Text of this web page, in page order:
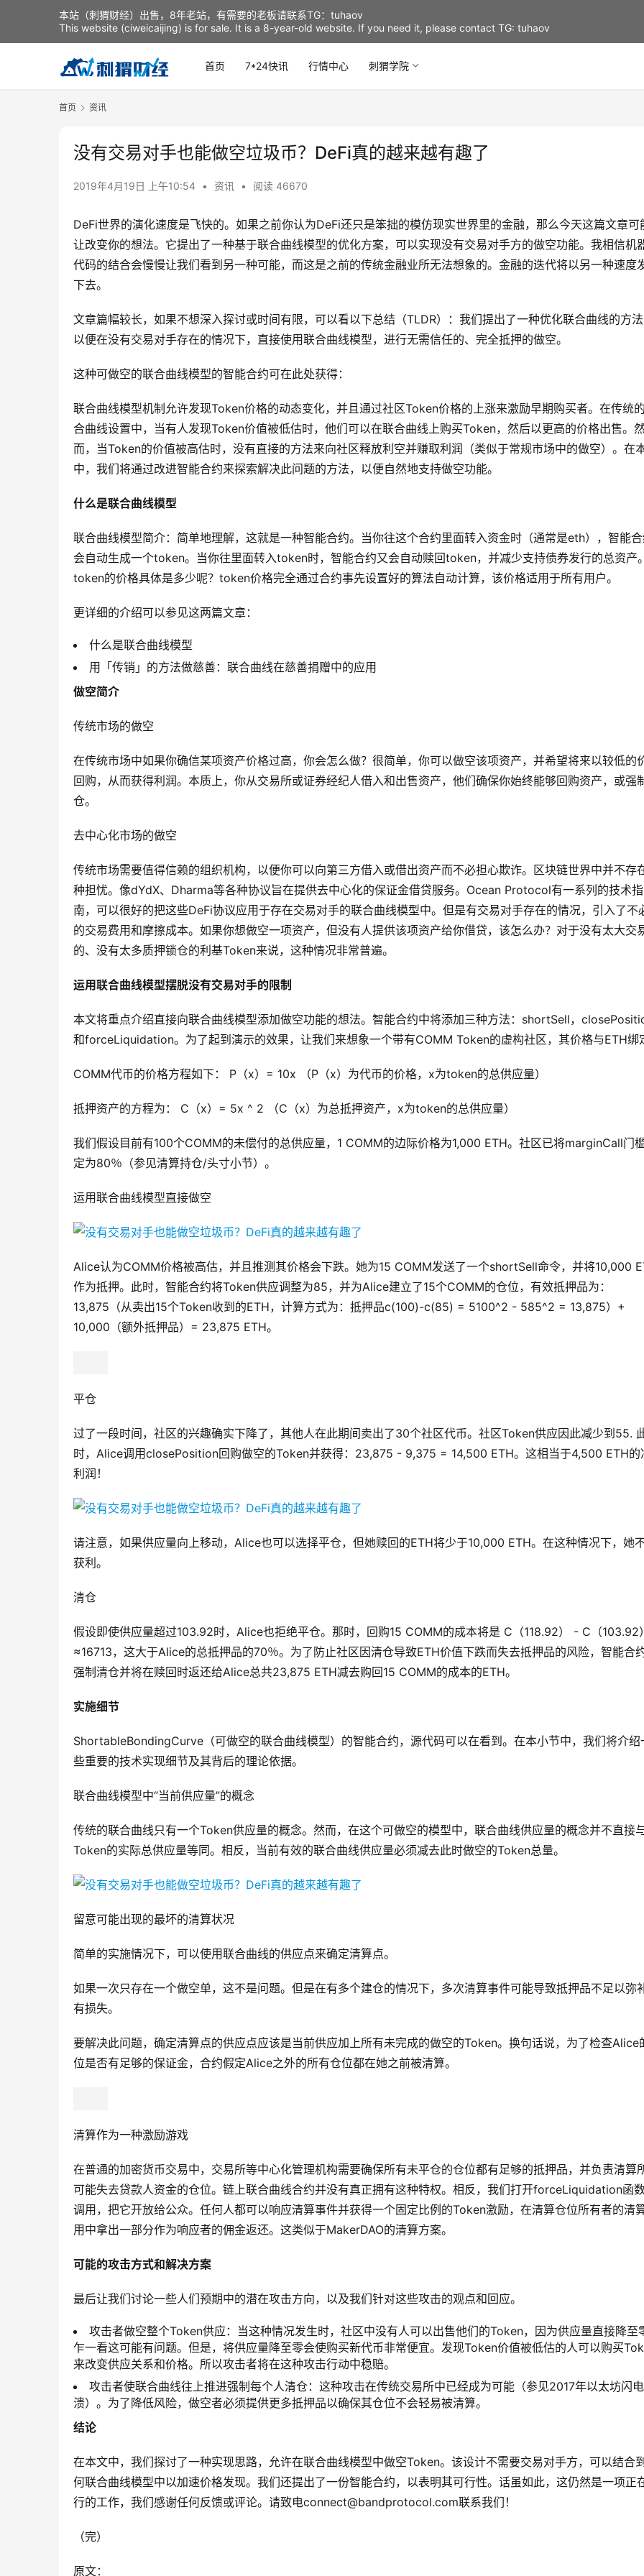
首页 7*24快讯 行情中心 刺猬学院
首页 资讯
没有交易对手也能做空垃圾币？DeFi真的越来越有趣了
2019年4月19日 上午10:54 • 资讯 • 阅读 46670
DeFi世界的演化速度是飞快的。如果之前你认为DeFi还只是笨拙的模仿现实世界里的金融，那么今天这篇文章可
让改变你的想法。它提出了一种基于联合曲线模型的优化方案，可以实现没有交易对手方的做空功能。我相信机
代码的结合会慢慢让我们看到另一种可能，而这是之前的传统金融业所无法想象的。金融的迭代将以另一种速度
下去。
文章篇幅较长，如果不想深入探讨或时间有限，可以看以下总结（TLDR）：我们提出了一种优化联合曲线的方法
以便在没有交易对手存在的情况下，直接使用联合曲线模型，进行无需信任的、完全抵押的做空。
这种可做空的联合曲线模型的智能合约可在此处获得：
联合曲线模型机制允许发现Token价格的动态变化，并且通过社区Token价格的上涨来激励早期购买者。在传统
合曲线设置中，当有人发现Token价值被低估时，他们可以在联合曲线上购买Token，然后以更高的价格出售。
而，当Token的价值被高估时，没有直接的方法来向社区释放利空并赚取利润（类似于常规市场中的做空）。在
中，我们将通过改进智能合约来探索解决此问题的方法，以便自然地支持做空功能。
什么是联合曲线模型
联合曲线模型简介：简单地理解，这就是一种智能合约。当你往这个合约里面转入资金时（通常是eth），智能
会自动生成一个token。当你往里面转入token时，智能合约又会自动赎回token，并减少支持债券发行的总资产
token的价格具体是多少呢？token价格完全通过合约事先设置好的算法自动计算，该价格适用于所有用户。
更详细的介绍可以参见这两篇文章：
什么是联合曲线模型
用「传销」的方法做慈善：联合曲线在慈善捐赠中的应用
做空简介
传统市场的做空
在传统市场中如果你确信某项资产价格过高，你会怎么做？很简单，你可以做空该项资产，并希望将来以较低的
回购，从而获得利润。本质上，你从交易所或证券经纪人借入和出售资产，他们确保你始终能够回购资产，或强
仓。
去中心化市场的做空
传统市场需要值得信赖的组织机构，以便你可以向第三方借入或借出资产而不必担心欺诈。区块链世界中并不存
种担忧。像dYdX、Dharma等各种协议旨在提供去中心化的保证金借贷服务。Ocean Protocol有一系列的技术指
南，可以很好的把这些DeFi协议应用于存在交易对手的联合曲线模型中。但是有交易对手存在的情况，引入了不
的交易费用和摩擦成本。如果你想做空一项资产，但没有人提供该项资产给你借贷，该怎么办？对于没有太大交
的、没有太多质押锁仓的利基Token来说，这种情况非常普遍。
运用联合曲线模型摆脱没有交易对手的限制
本文将重点介绍直接向联合曲线模型添加做空功能的想法。智能合约中将添加三种方法：shortSell，
和forceLiquidation。为了起到演示的效果，让我们来想象一个带有COMM Token的虚构社区，其价格与ETH绑
COMM代币的价格方程如下： P（x）= 10x （P（x）为代币的价格，x为token的总供应量）
抵押资产的方程为： C（x）= 5x ^ 2 （C（x）为总抵押资产，x为token的总供应量）
我们假设目前有100个COMM的未偿付的总供应量，1 COMM的边际价格为1,000 ETH。社区已将marginCall门
定为80％（参见清算持仓/头寸小节）。
运用联合曲线模型直接做空
Alice认为COMM价格被高估，并且推测其价格会下跌。她为15 COMM发送了一个shortSell命令，并将10,000
作为抵押。此时，智能合约将Token供应调整为85，并为Alice建立了15个COMM的仓位，有效抵押品为：
13,875（从卖出15个Token收到的ETH，计算方式为：抵押品c(100)-c(85) = 5100^2 - 585^2 = 13,875）+
10,000（额外抵押品）= 23,875 ETH。
平仓
过了一段时间，社区的兴趣确实下降了，其他人在此期间卖出了30个社区代币。社区Token供应因此减少到55.
时，Alice调用closePosition回购做空的Token并获得：23,875 - 9,375 = 14,500 ETH。这相当于4,500 ETH的
利润！
请注意，如果供应量向上移动，Alice也可以选择平仓，但她赎回的ETH将少于10,000 ETH。在这种情况下，她
获利。
清仓
假设即使供应量超过103.92时，Alice也拒绝平仓。那时，回购15 COMM的成本将是 C（118.92） - C（103.92）
≈16713，这大于Alice的总抵押品的70％。为了防止社区因清仓导致ETH价值下跌而失去抵押品的风险，智能合
强制清仓并将在赎回时返还给Alice总共23,875 ETH减去购回15 COMM的成本的ETH。
实施细节
ShortableBondingCurve（可做空的联合曲线模型）的智能合约，源代码可以在看到。在本小节中，我们将介绍
些重要的技术实现细节及其背后的理论依据。
联合曲线模型中“当前供应量”的概念
传统的联合曲线只有一个Token供应量的概念。然而，在这个可做空的模型中，联合曲线供应量的概念并不直接
Token的实际总供应量等同。相反，当前有效的联合曲线供应量必须减去此时做空的Token总量。
留意可能出现的最坏的清算状况
简单的实施情况下，可以使用联合曲线的供应点来确定清算点。
如果一次只存在一个做空单，这不是问题。但是在有多个建仓的情况下，多次清算事件可能导致抵押品不足以弥
有损失。
要解决此问题，确定清算点的供应点应该是当前供应加上所有未完成的做空的Token。换句话说，为了检查Alice
位是否有足够的保证金，合约假定Alice之外的所有仓位都在她之前被清算。
清算作为一种激励游戏
在普通的加密货币交易中，交易所等中心化管理机构需要确保所有未平仓的仓位都有足够的抵押品，并负责清算
可能失去贷款人资金的仓位。链上联合曲线合约并没有真正拥有这种特权。相反，我们打开forceLiquidation函
调用，把它开放给公众。任何人都可以响应清算事件并获得一个固定比例的Token激励，在清算仓位所有者的清
用中拿出一部分作为响应者的佣金返还。这类似于MakerDAO的清算方案。
可能的攻击方式和解决方案
最后让我们讨论一些人们预期中的潜在攻击方向，以及我们针对这些攻击的观点和回应。
攻击者做空整个Token供应：当这种情况发生时，社区中没有人可以出售他们的Token，因为供应量直接降至
乍一看这可能有问题。但是，将供应量降至零会使购买新代币非常便宜。发现Token价值被低估的人可以购买
来改变供应关系和价格。所以攻击者将在这种攻击行动中稳赔。
攻击者使联合曲线往上推进强制每个人清仓：这种攻击在传统交易所中已经成为可能（参见2017年以太坊闪
溃）。为了降低风险，做空者必须提供更多抵押品以确保其仓位不会轻易被清算。
结论
在本文中，我们探讨了一种实现思路，允许在联合曲线模型中做空Token。该设计不需要交易对手方，可以结合
何联合曲线模型中以加速价格发现。我们还提出了一份智能合约，以表明其可行性。话虽如此，这仍然是一项正
行的工作，我们感谢任何反馈或评论。请致电 connect@bandprotocol.com联系我们！
（完）
原文：
本站（刺猬财经）出售，8年老站，有需要的老板请联系TG：tuhaov
This website (ciweicaijing) is for sale. It is a 8-year-old website. If you need it, please contact TG: tuhaov